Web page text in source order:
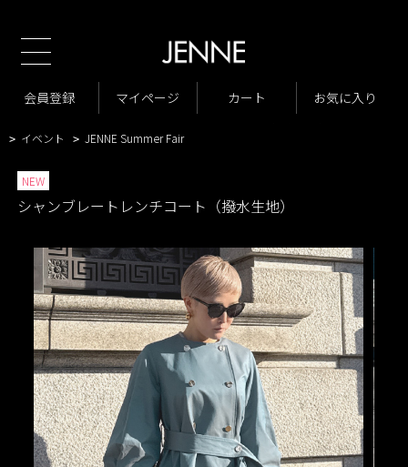
会員登録 マイページ カート お気に入り
TOP
商品一覧 > New Arrivals
VARIATION LIST3 シャンブレートレンチコート（撥水生地）
> イベント > JENNE Summer Fair
NEW
シャンブレートレンチコート（撥水生地）